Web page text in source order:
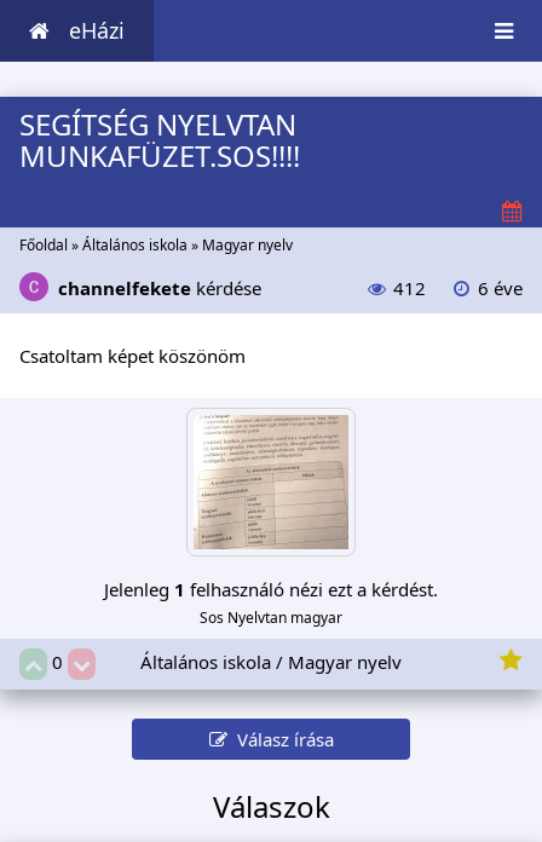
eHázi
SEGÍTSÉG NYELVTAN
MUNKAFÜZET.SOS!!!!
Főoldal »Általános iskola » Magyar nyelv
channelfekete kérdése 412 6 éve
Csatoltam képet köszönöm
Jelenleg 1 felhasználó nézi ezt a kérdést.
Sos Nyelvtan magyar
0 Általános iskola / Magyar nyelv
Válasz írása
Válaszok